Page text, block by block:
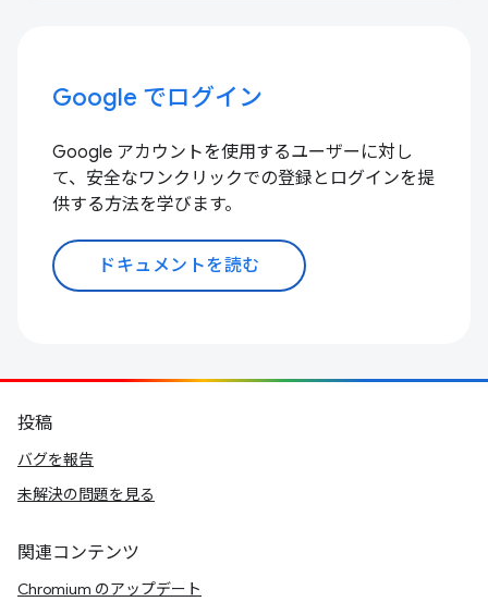
Google でログイン
Google アカウントを使用するユーザーに対し
て、安全なワンクリックでの登録とログインを提
供する方法を学びます。
ドキュメントを読む
投稿
バグを報告
未解決の問題を見る
関連コンテンツ
Chromium のアップデート